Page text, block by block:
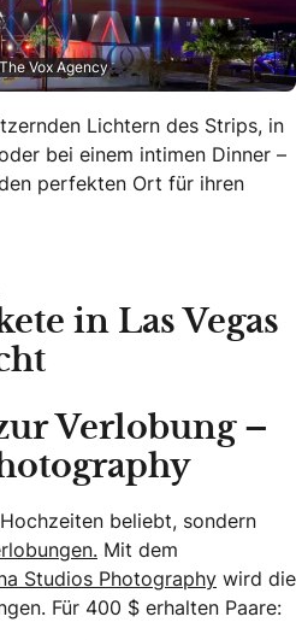
Vox Agency
Lichtern des Strips, in
bei einem intimen Dinner –
perfekten Ort für ihren
in Las Vegas
Verlobung –
beliebt, sondern
Mit dem
Studios Photography wird die
Für 400 $ erhalten Paare: